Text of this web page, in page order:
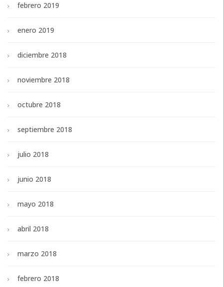
febrero 2019
enero 2019
diciembre 2018
noviembre 2018
octubre 2018
septiembre 2018
julio 2018
junio 2018
mayo 2018
abril 2018
marzo 2018
febrero 2018